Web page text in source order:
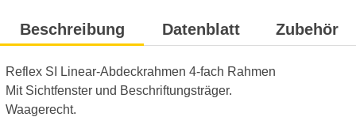
Beschreibung Datenblatt Zubehör
Reflex SI Linear-Abdeckrahmen 4-fach Rahmen
Mit Sichtfenster und Beschriftungsträger.
Waagerecht.